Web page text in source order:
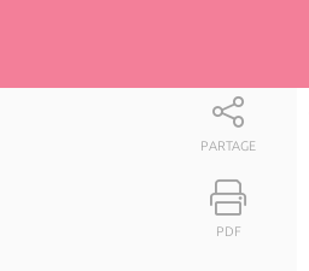
PARTAGE
PDF